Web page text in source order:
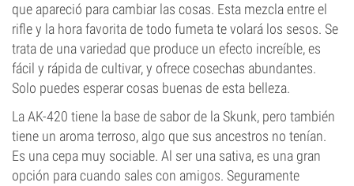
que apareció para cambiar las cosas. Esta mezcla entre el
rifle y la hora favorita de todo fumeta te volará los sesos. Se
trata de una variedad que produce un efecto increíble, es
fácil y rápida de cultivar, y ofrece cosechas abundantes.
Solo puedes esperar cosas buenas de esta belleza.
La AK-420 tiene la base de sabor de la Skunk, pero también
tiene un aroma terroso, algo que sus ancestros no tenían.
Es una cepa muy sociable. Al ser una sativa, es una gran
opción para cuando sales con amigos. Seguramente